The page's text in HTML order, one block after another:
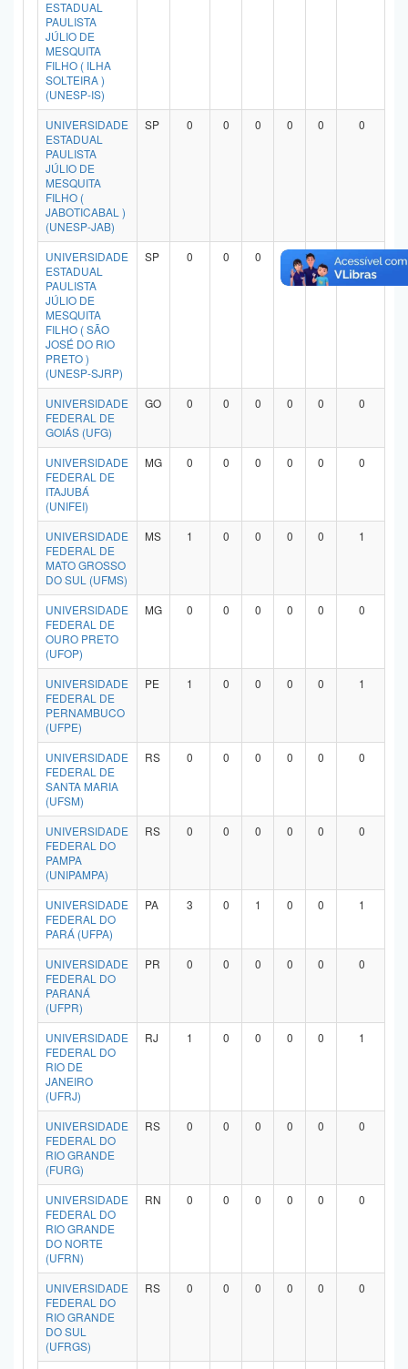
ESTADUAL
PAULISTA
JÚLIO DE
MESQUITA
FILHO ( ILHA
SOLTEIRA )
(UNESP-IS)
UNIVERSIDADE
ESTADUAL
PAULISTA
JÚLIO DE
MESQUITA
FILHO (
JABOTICABAL )
(UNESP-JAB)
SP 0 0 0 0 0 0
UNIVERSIDADE
ESTADUAL
PAULISTA
JÚLIO DE
MESQUITA
FILHO ( SÃO
JOSÉ DO RIO
PRETO )
(UNESP-SJRP)
SP 0 0 0 0
UNIVERSIDADE
FEDERAL DE
GOIÁS (UFG)
GO 0 0 0 0 0 0
UNIVERSIDADE
FEDERAL DE
ITAJUBÁ
(UNIFEI)
MG 0 0 0 0 0 0
UNIVERSIDADE
FEDERAL DE
MATO GROSSO
DO SUL (UFMS)
MS 1 0 0 0 0 1
UNIVERSIDADE
FEDERAL DE
OURO PRETO
(UFOP)
MG 0 0 0 0 0 0
UNIVERSIDADE
FEDERAL DE
PERNAMBUCO
(UFPE)
PE 1 0 0 0 0 1
UNIVERSIDADE
FEDERAL DE
SANTA MARIA
(UFSM)
RS 0 0 0 0 0 0
UNIVERSIDADE
FEDERAL DO
PAMPA
(UNIPAMPA)
RS 0 0 0 0 0 0
UNIVERSIDADE
FEDERAL DO
PARÁ (UFPA)
PA 3 0 1 0 0 1
UNIVERSIDADE
FEDERAL DO
PARANÁ
(UFPR)
PR 0 0 0 0 0 0
UNIVERSIDADE
FEDERAL DO
RIO DE
JANEIRO
(UFRJ)
RJ 1 0 0 0 0 1
UNIVERSIDADE
FEDERAL DO
RIO GRANDE
(FURG)
RS 0 0 0 0 0 0
UNIVERSIDADE
FEDERAL DO
RIO GRANDE
DO NORTE
(UFRN)
RN 0 0 0 0 0 0
UNIVERSIDADE
FEDERAL DO
RIO GRANDE
DO SUL
(UFRGS)
RS 0 0 0 0 0 0